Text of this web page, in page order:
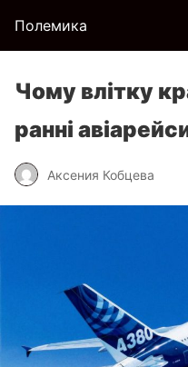
Полемика
Чому влітку
ранні
Аксения Кобцева